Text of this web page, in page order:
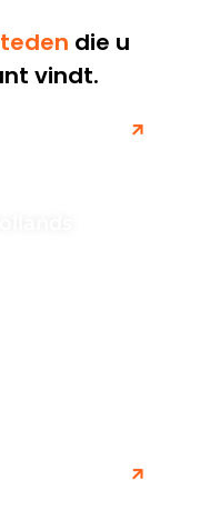
die u
vindt.